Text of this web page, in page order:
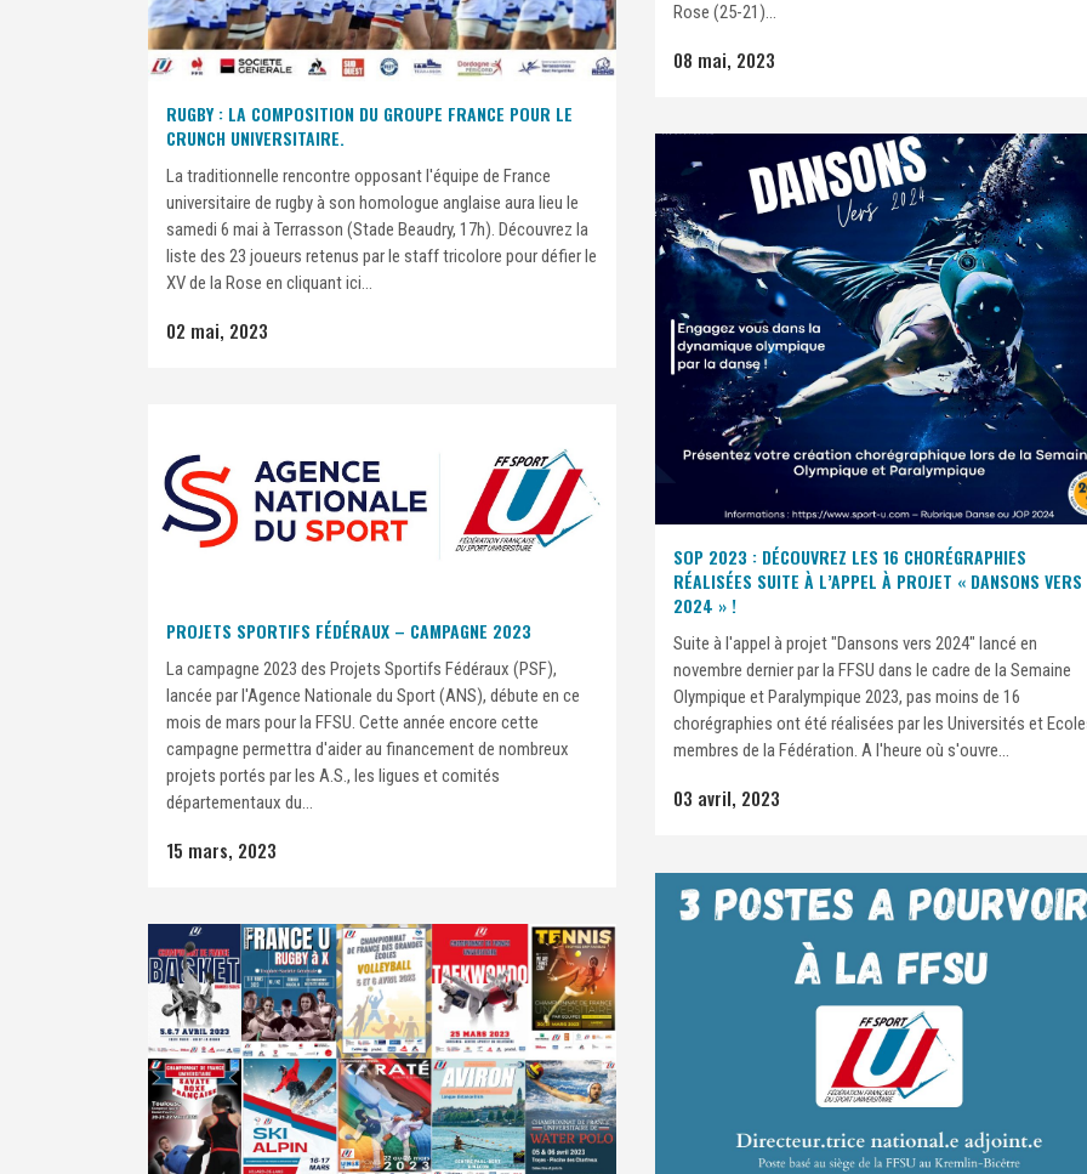
Rose (25-21)...
08 mai, 2023
RUGBY : LA COMPOSITION DU GROUPE FRANCE POUR LE
CRUNCH UNIVERSITAIRE.
La traditionnelle rencontre opposant l'équipe de France
universitaire de rugby à son homologue anglaise aura lieu le
samedi 6 mai à Terrasson (Stade Beaudry, 17h). Découvrez la
liste des 23 joueurs retenus par le staff tricolore pour défier le
XV de la Rose en cliquant ici...
02 mai, 2023
SOP 2023 : DÉCOUVREZ LES 16 CHORÉGRAPHIES
RÉALISÉES SUITE À L’APPEL À PROJET « DANSONS VERS
2024 » !
Suite à l'appel à projet "Dansons vers 2024" lancé en
novembre dernier par la FFSU dans le cadre de la Semaine
Olympique et Paralympique 2023, pas moins de 16
chorégraphies ont été réalisées par les Universités et
membres de la Fédération. A l'heure où s'ouvre...
03 avril, 2023
PROJETS SPORTIFS FÉDÉRAUX – CAMPAGNE 2023
La campagne 2023 des Projets Sportifs Fédéraux (PSF),
lancée par l'Agence Nationale du Sport (ANS), débute en ce
mois de mars pour la FFSU. Cette année encore cette
campagne permettra d'aider au financement de nombreux
projets portés par les A.S., les ligues et comités
départementaux du...
15 mars, 2023